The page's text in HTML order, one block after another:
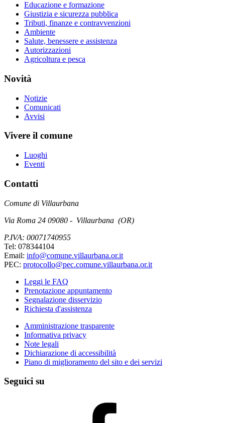
Educazione e formazione
Giustizia e sicurezza pubblica
Tributi, finanze e contravvenzioni
Ambiente
Salute, benessere e assistenza
Autorizzazioni
Agricoltura e pesca
Novità
Notizie
Comunicati
Avvisi
Vivere il comune
Luoghi
Eventi
Contatti
Comune di Villaurbana
Via Roma 24 09080 - Villaurbana (OR)
P.IVA: 00071740955
Tel: 078344104
Email: info@comune.villaurbana.or.it
PEC: protocollo@pec.comune.villaurbana.or.it
Leggi le FAQ
Prenotazione appuntamento
Segnalazione disservizio
Richiesta d'assistenza
Amministrazione trasparente
Informativa privacy
Note legali
Dichiarazione di accessibilità
Piano di miglioramento del sito e dei servizi
Seguici su